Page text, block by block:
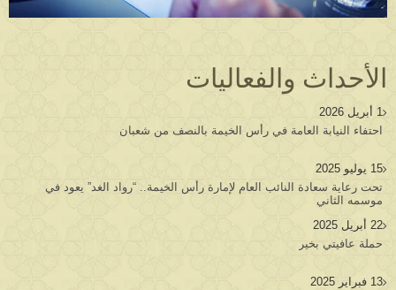
الأحداث والفعاليات​
1 أبريل 2026
احتفاء النيابة العامة في رأس الخيمة بالنصف من شعبان
15 يوليو 2025
تحت رعاية سعادة النائب العام لإمارة رأس الخيمة.. “رواد الغد” يعود في
موسمه الثاني
22 أبريل 2025
حملة عافيتي بخير
13 فبراير 2025